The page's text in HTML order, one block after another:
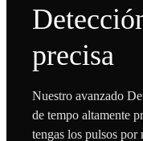
precisa
Nuestro avanzado
de tempo altamente
tengas los pulsos por